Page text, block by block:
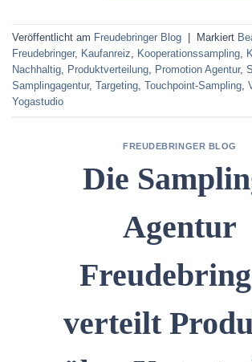
Veröffentlicht am Freudebringer Blog Markiert
Freudebringer, Kaufanreiz, Kooperationssampling,
Nachhaltig, Produktverteilung, Promotion Agentur,
Samplingagentur, Targeting, Touchpoint-Sampling,
Yogastudio
FREUDEBRINGER BLOG
Die
Agentur
verteilt